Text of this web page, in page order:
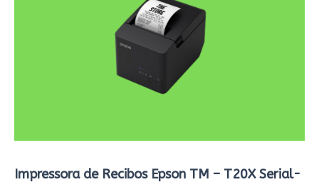
Impressora de Recibos Epson TM – T20X Serial-